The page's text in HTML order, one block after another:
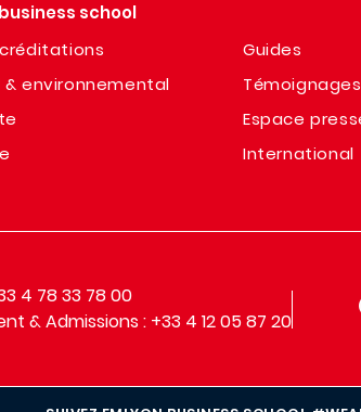
school
environnemental
Guides
Témoignages
Espace
International
4 78 33 78 00
& Admissions : +33 4 12 05 87 20